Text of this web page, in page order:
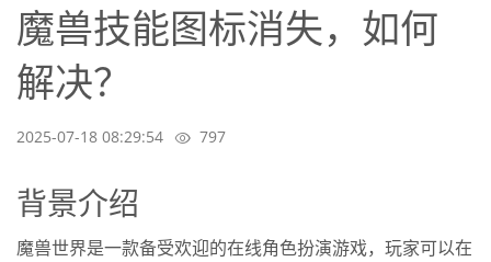
魔兽技能图标消失，如何
解决？
2025-07-18 08:29:54 797
背景介绍
魔兽世界是一款备受欢迎的在线角色扮演游戏，玩家可以在